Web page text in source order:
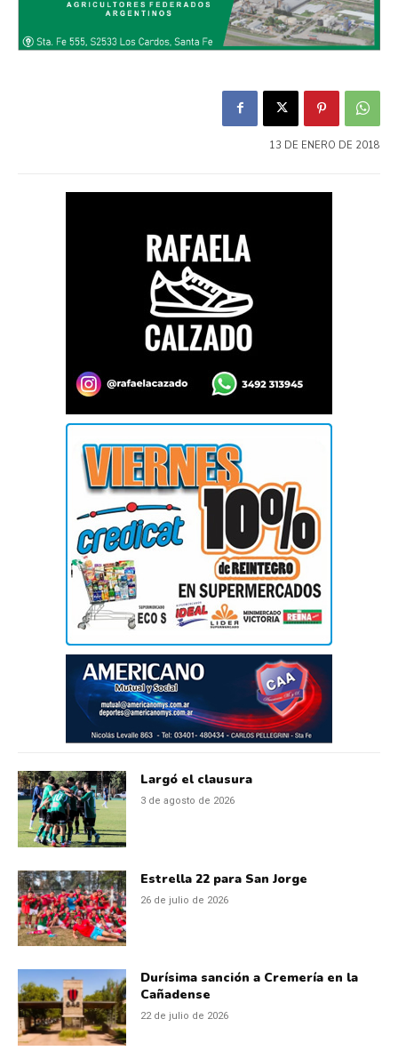
13 DE ENERO DE 2018
Largó el clausura
3 de agosto de 2026
Estrella 22 para San Jorge
26 de julio de 2026
Durísima sanción a Cremería en la
Cañadense
22 de julio de 2026